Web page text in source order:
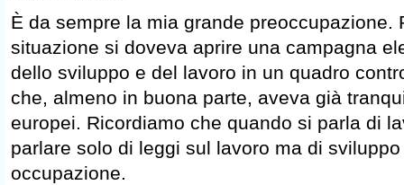
È da sempre la mia grande preoccupazione.
situazione si doveva aprire una campagna
dello sviluppo e del lavoro in un quadro
che, almeno in buona parte, aveva già
europei. Ricordiamo che quando si parla di
parlare solo di leggi sul lavoro ma di
occupazione.